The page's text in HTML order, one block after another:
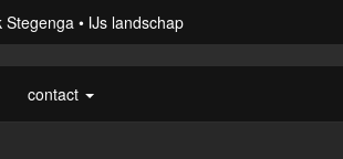
Stegenga IJs landschap
contact